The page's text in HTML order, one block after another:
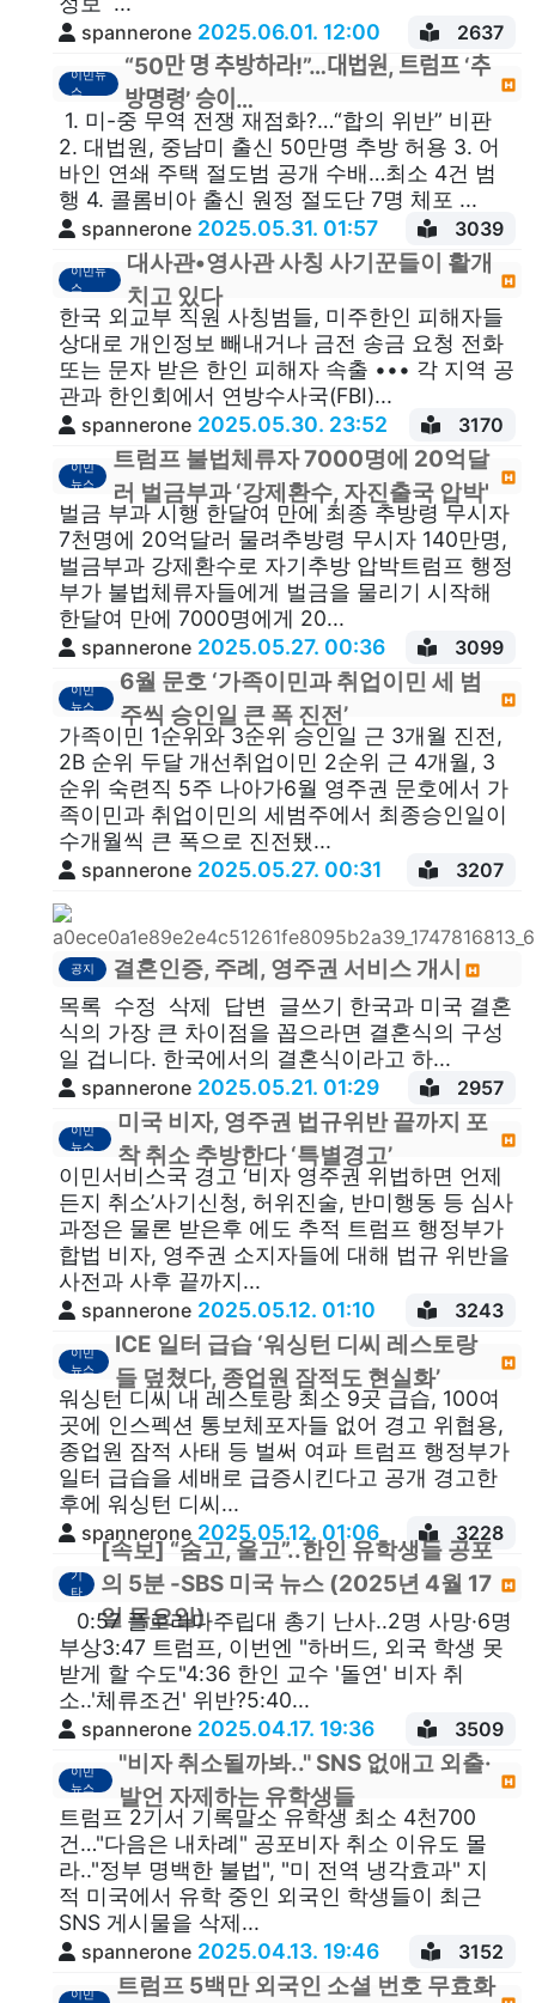
spannerone 2025.06.01. 12:00 2637
이민뉴
스
“50만 명 추방하라!”…대법원, 트럼프 ‘추
방명령’ 승이…
1. 미-중 무역 전쟁 재점화?…“합의 위반” 비판
2. 대법원, 중남미 출신 50만명 추방 허용 3. 어
바인 연쇄 주택 절도범 공개 수배…최소 4건 범
행 4. 콜롬비아 출신 원정 절도단 7명 체포 ...
spannerone 2025.05.31. 01:57 3039
이민뉴
스
대사관•영사관 사칭 사기꾼들이 활개
치고 있다
한국 외교부 직원 사칭범들, 미주한인 피해자들
상대로 개인정보 빼내거나 금전 송금 요청 전화
또는 문자 받은 한인 피해자 속출 ••• 각 지역 공
관과 한인회에서 연방수사국(FBI)...
spannerone 2025.05.30. 23:52 3170
이민
뉴스
트럼프 불법체류자 7000명에 20억달
러 벌금부과 ‘강제환수, 자진출국 압박'
벌금 부과 시행 한달여 만에 최종 추방령 무시자
7천명에 20억달러 물려추방령 무시자 140만명,
벌금부과 강제환수로 자기추방 압박트럼프 행정
부가 불법체류자들에게 벌금을 물리기 시작해
한달여 만에 7000명에게 20...
spannerone 2025.05.27. 00:36 3099
이민
뉴스
6월 문호 ‘가족이민과 취업이민 세 범
주씩 승인일 큰 폭 진전’
가족이민 1순위와 3순위 승인일 근 3개월 진전,
2B 순위 두달 개선취업이민 2순위 근 4개월, 3
순위 숙련직 5주 나아가6월 영주권 문호에서 가
족이민과 취업이민의 세범주에서 최종승인일이
수개월씩 큰 폭으로 진전됐...
spannerone 2025.05.27. 00:31 3207
공지 결혼인증, 주례, 영주권 서비스 개시
목록 수정 삭제 답변 글쓰기 한국과 미국 결혼
식의 가장 큰 차이점을 꼽으라면 결혼식의 구성
일 겁니다. 한국에서의 결혼식이라고 하...
spannerone 2025.05.21. 01:29 2957
이민
뉴스
미국 비자, 영주권 법규위반 끝까지 포
착 취소 추방한다 ‘특별경고’
이민서비스국 경고 ‘비자 영주권 위법하면 언제
든지 취소’사기신청, 허위진술, 반미행동 등 심사
과정은 물론 받은후 에도 추적 트럼프 행정부가
합법 비자, 영주권 소지자들에 대해 법규 위반을
사전과 사후 끝까지...
spannerone 2025.05.12. 01:10 3243
이민
뉴스
ICE 일터 급습 ‘워싱턴 디씨 레스토랑
들 덮쳤다, 종업원 잠적도 현실화’
워싱턴 디씨 내 레스토랑 최소 9곳 급습, 100여
곳에 인스펙션 통보체포자들 없어 경고 위협용,
종업원 잠적 사태 등 벌써 여파 트럼프 행정부가
일터 급습을 세배로 급증시킨다고 공개 경고한
후에 워싱턴 디씨...
spannerone 2025.05.12. 01:06 3228
기
타
[속보] “숨고, 울고”..한인 유학생들 공포
의 5분 -SBS 미국 뉴스 (2025년 4월 17
일 목요일)
0:57 플로리다주립대 총기 난사..2명 사망·6명
부상3:47 트럼프, 이번엔 "하버드, 외국 학생 못
받게 할 수도"4:36 한인 교수 '돌연' 비자 취
소..'체류조건' 위반?5:40...
spannerone 2025.04.17. 19:36 3509
이민
뉴스
"비자 취소될까봐.." SNS 없애고 외출·
발언 자제하는 유학생들
트럼프 2기서 기록말소 유학생 최소 4천700
건…"다음은 내차례" 공포비자 취소 이유도 몰
라.."정부 명백한 불법", "미 전역 냉각효과" 지
적 미국에서 유학 중인 외국인 학생들이 최근
SNS 게시물을 삭제...
spannerone 2025.04.13. 19:46 3152
이민
트럼프 5백만 외국인 소셜 번호 무효화